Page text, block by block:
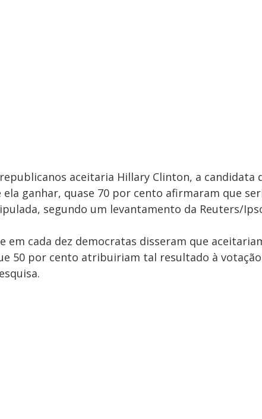
aceitaria Hillary Clinton, a candidata
ela ganhar, quase 70 por cento afirmaram que
segundo um levantamento da Reuters/
em cada dez democratas disseram que
50 por cento atribuiriam tal resultado à